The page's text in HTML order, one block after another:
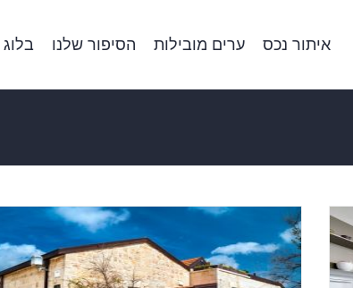
איתור נכס ערים מובילות הסיפור שלנו בלוג